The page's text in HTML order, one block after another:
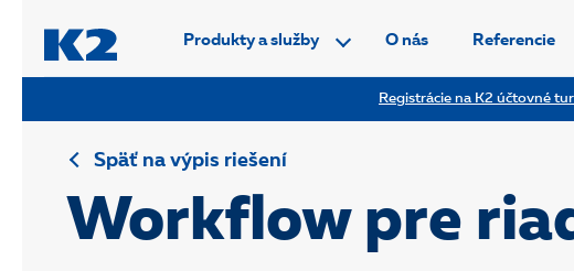
Registrácie na K2 účtovné
Produkty a služby O nás Referencie
Späť na výpis riešení
Workflow pre